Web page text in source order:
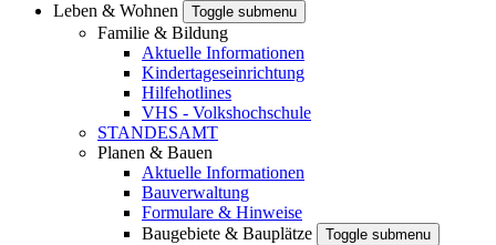
Leben & Wohnen
Toggle submenu
Familie & Bildung
Aktuelle Informationen
Kindertageseinrichtung
Hilfehotlines
VHS - Volkshochschule
STANDESAMT
Planen & Bauen
Aktuelle Informationen
Bauverwaltung
Formulare & Hinweise
Baugebiete & Bauplätze
Toggle submenu